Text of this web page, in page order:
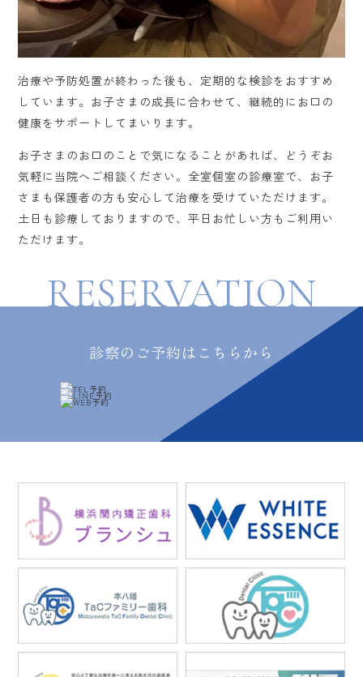
治療や予防処置が終わった後も、定期的な検診をおすすめ
しています。お子さまの成長に合わせて、継続的にお口の
健康をサポートしてまいります。
お子さまのお口のことで気になることがあれば、どうぞお
気軽に当院へご相談ください。全室個室の診療室で、お子
さまも保護者の方も安心して治療を受けていただけます。
土日も診療しておりますので、平日お忙しい方もご利用い
ただけます。
RESERVATION
診察のご予約はこちらから